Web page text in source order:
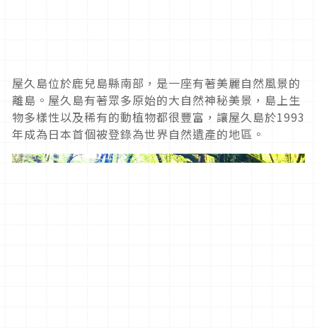
屋久島位於鹿兒島縣南部，是一座有著美麗自然風景的
離島。屋久島有著眾多原始的大自然神秘美景，島上生
物多樣性以及稀有的動植物都很豐富，讓屋久島於1993
年成為日本首個被登錄為世界自然遺產的地區。